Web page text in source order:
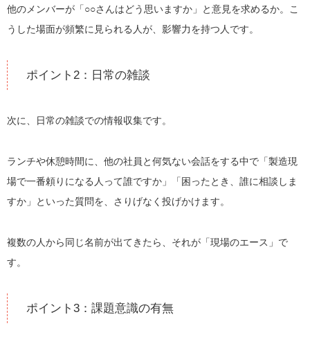
他のメンバーが「○○さんはどう思いますか」と意見を求めるか。こ
うした場面が頻繁に見られる人が、影響力を持つ人です。
ポイント2：日常の雑談
次に、日常の雑談での情報収集です。
ランチや休憩時間に、他の社員と何気ない会話をする中で「製造現
場で一番頼りになる人って誰ですか」「困ったとき、誰に相談しま
すか」といった質問を、さりげなく投げかけます。
複数の人から同じ名前が出てきたら、それが「現場のエース」で
す。
ポイント3：課題意識の有無